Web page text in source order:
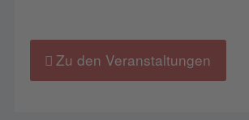
Zu den Veranstaltungen